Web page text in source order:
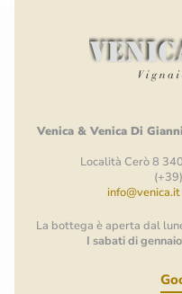
Venica & Venica Di Gianni
Località Cerò 8
info@venica.it
La bottega è aperta dal
I sabati di